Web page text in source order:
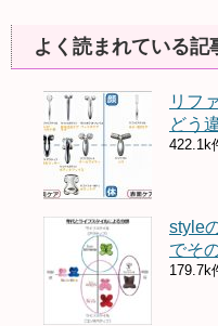
よく読まれている記
リフ
どう
422.1k
style
でそ
179.7k